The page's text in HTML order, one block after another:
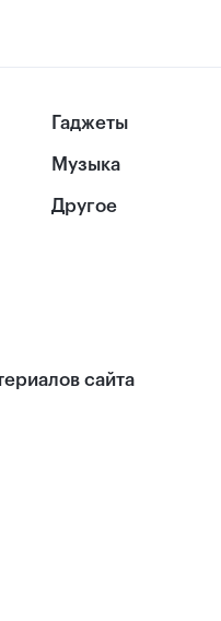
Гаджеты
Музыка
Другое
сайта